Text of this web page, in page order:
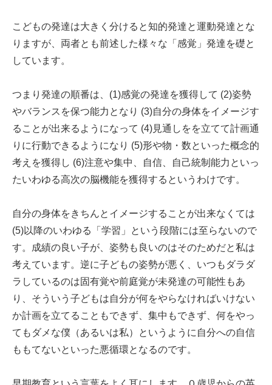
こどもの発達は大きく分けると知的発達と運動発達とな
りますが、両者とも前述した様々な「感覚」発達を礎と
しています。
つまり発達の順番は、(1)感覚の発達を獲得して (2)姿勢
やバランスを保つ能力となり (3)自分の身体をイメージす
ることが出来るようになって (4)見通しをを立てて計画通
りに行動できるようになり (5)形や物・数といった概念的
考えを獲得し (6)注意や集中、自信、自己統制能力といっ
たいわゆる高次の脳機能を獲得するというわけです。
自分の身体をきちんとイメージすることが出来なくては
(5)以降のいわゆる「学習」という段階には至らないので
す。成績の良い子が、姿勢も良いのはそのためだと私は
考えています。逆に子どもの姿勢が悪く、いつもダラダ
ラしているのは固有覚や前庭覚が未発達の可能性もあ
り、そういう子どもは自分が何をやらなければいけない
か計画を立てることもできず、集中もできず、何をやっ
てもダメな僕（あるいは私）というように自分への自信
ももてないといった悪循環となるのです。